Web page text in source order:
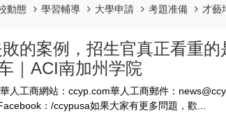
動態 學習輔導 大學申請 考題准備 才藝
的案例，招生官真正看重的
｜ACI南加州学院
人工商網站：ccyp.com華人工商郵件：
：/ccypusa如果大家有更多問題，歡...